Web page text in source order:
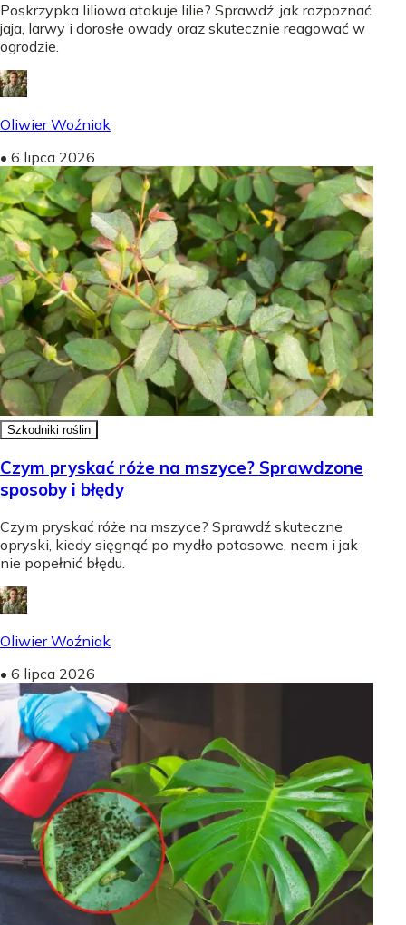
Poskrzypka liliowa atakuje lilie? Sprawdź, jak rozpoznać
jaja, larwy i dorosłe owady oraz skutecznie reagować w
ogrodzie.
Oliwier Woźniak
• 6 lipca 2026
Szkodniki roślin
Czym pryskać róże na mszyce? Sprawdzone
sposoby i błędy
Czym pryskać róże na mszyce? Sprawdź skuteczne
opryski, kiedy sięgnąć po mydło potasowe, neem i jak
nie popełnić błędu.
Oliwier Woźniak
• 6 lipca 2026